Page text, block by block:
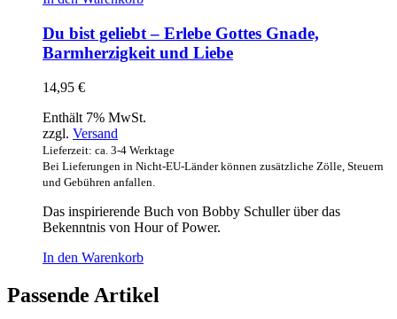
Du bist geliebt – Erlebe Gottes Gnade,
Barmherzigkeit und Liebe
14,95 €
Enthält 7% MwSt.
zzgl. Versand
Lieferzeit: ca. 3-4 Werktage
Bei Lieferungen in Nicht-EU-Länder können zusätzliche Zölle, Steuern
und Gebühren anfallen.
Das inspirierende Buch von Bobby Schuller über das
Bekenntnis von Hour of Power.
In den Warenkorb
Passende Artikel